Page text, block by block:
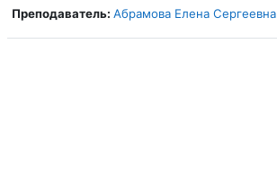
Преподаватель: Абрамова Елена Сергеевна